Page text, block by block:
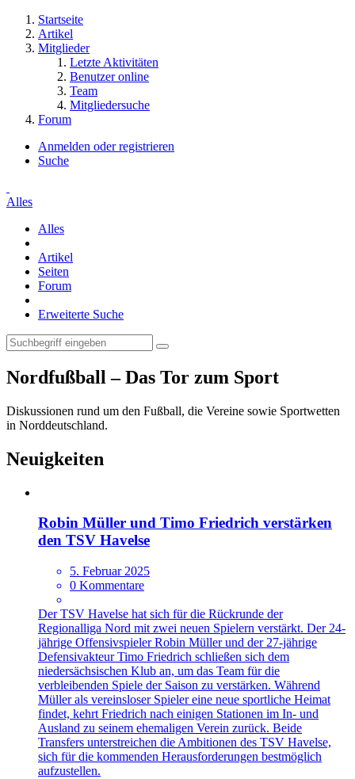
Startseite
Artikel
Mitglieder
Letzte Aktivitäten
Benutzer online
Team
Mitgliedersuche
Forum
Anmelden oder registrieren
Suche
Alles
Alles
Artikel
Seiten
Forum
Erweiterte Suche
Nordfußball – Das Tor zum Sport
Diskussionen rund um den Fußball, die Vereine sowie Sportwetten
in Norddeutschland.
Neuigkeiten
Robin Müller und Timo Friedrich verstärken
den TSV Havelse
5. Februar 2025
0 Kommentare
Der TSV Havelse hat sich für die Rückrunde der
Regionalliga Nord mit zwei neuen Spielern verstärkt. Der 24-
jährige Offensivspieler Robin Müller und der 27-jährige
Defensivakteur Timo Friedrich schließen sich dem
niedersächsischen Klub an, um das Team für die
verbleibenden Spiele der Saison zu verstärken. Während
Müller als vereinsloser Spieler eine neue sportliche Heimat
findet, kehrt Friedrich nach einigen Stationen im In- und
Ausland zu seinem ehemaligen Verein zurück. Beide
Transfers unterstreichen die Ambitionen des TSV Havelse,
sich für die kommenden Herausforderungen bestmöglich
aufzustellen.